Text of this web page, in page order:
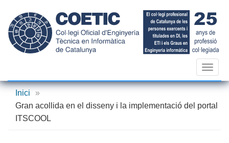
contingut
Inici
»
Gran acollida en el disseny i la implementació del portal
ITSCOOL